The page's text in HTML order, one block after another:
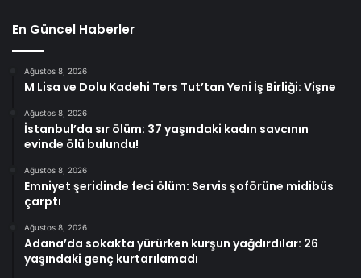
En Güncel Haberler
Ağustos 8, 2026
M Lisa ve Dolu Kadehi Ters Tut’tan Yeni İş Birliği: Vişne
Ağustos 8, 2026
İstanbul’da sır ölüm: 37 yaşındaki kadın savcının
evinde ölü bulundu!
Ağustos 8, 2026
Emniyet şeridinde feci ölüm: Servis şoförüne midibüs
çarptı
Ağustos 8, 2026
Adana’da sokakta yürürken kurşun yağdırdılar: 26
yaşındaki genç kurtarılamadı